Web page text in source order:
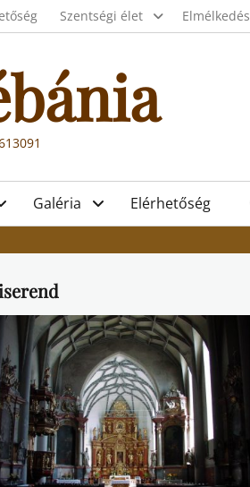
Szentségi élet Elmélkedés
Galéria Elérhetőség